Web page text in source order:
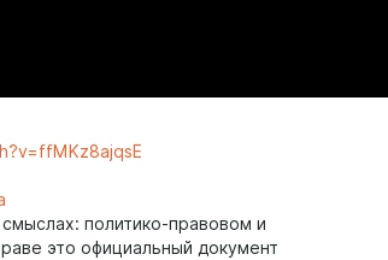
политико-правовом и
это официальный документ